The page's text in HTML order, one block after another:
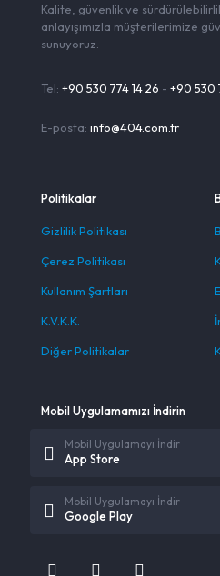
Kalite, güvenlik ve
anlayışımızla müşterilerimize
sunuyoruz.
Tel: +90 530 774 14 26 - +90 530
E-posta: info@404.com.tr
Politikalar
Gizlilik Politikası
Çerez Politikası
Kullanım Şartları
K.V.K.K.
Diğer Politikalar
Mobil Uygulamamızı İndirin
App Store
Mobil Uygulamayı İndir
Google Play
Mobil Uygulamayı İndir